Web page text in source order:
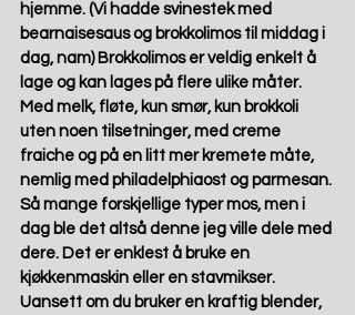
hjemme. (Vi hadde svinestek med
bearnaisesaus og brokkolimos til middag i
dag, nam) Brokkolimos er veldig enkelt å
lage og kan lages på flere ulike måter.
Med melk, fløte, kun smør, kun brokkoli
uten noen tilsetninger, med creme
fraiche og på en litt mer kremete måte,
nemlig med philadelphiaost og parmesan.
Så mange forskjellige typer mos, men i
dag ble det altså denne jeg ville dele med
dere. Det er enklest å bruke en
kjøkkenmaskin eller en stavmikser.
Uansett om du bruker en kraftig blender,